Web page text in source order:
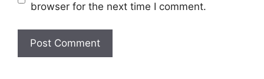
browser for the next time I comment.